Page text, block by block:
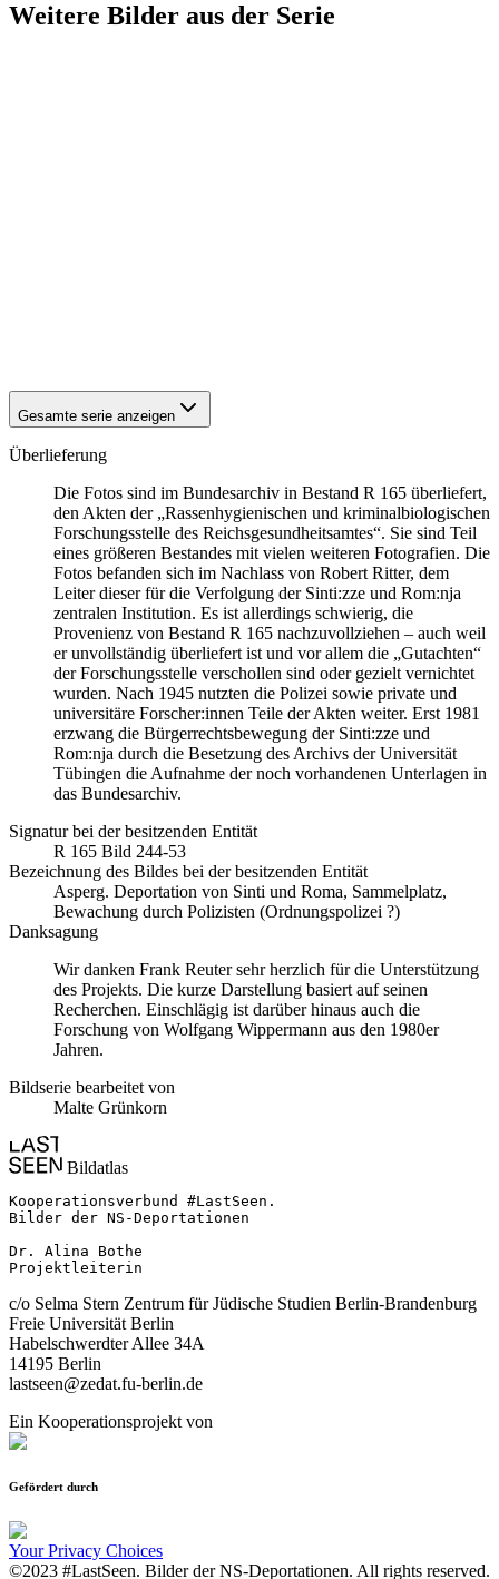
Weitere Bilder aus der Serie
Gesamte serie anzeigen
Überlieferung
Die Fotos sind im Bundesarchiv in Bestand R 165 überliefert,
den Akten der „Rassenhygienischen und kriminalbiologischen
Forschungsstelle des Reichsgesundheitsamtes“. Sie sind Teil
eines größeren Bestandes mit vielen weiteren Fotografien. Die
Fotos befanden sich im Nachlass von Robert Ritter, dem
Leiter dieser für die Verfolgung der Sinti:zze und Rom:nja
zentralen Institution. Es ist allerdings schwierig, die
Provenienz von Bestand R 165 nachzuvollziehen – auch weil
er unvollständig überliefert ist und vor allem die „Gutachten“
der Forschungsstelle verschollen sind oder gezielt vernichtet
wurden. Nach 1945 nutzten die Polizei sowie private und
universitäre Forscher:innen Teile der Akten weiter. Erst 1981
erzwang die Bürgerrechtsbewegung der Sinti:zze und
Rom:nja durch die Besetzung des Archivs der Universität
Tübingen die Aufnahme der noch vorhandenen Unterlagen in
das Bundesarchiv.
Signatur bei der besitzenden Entität
R 165 Bild 244-53
Bezeichnung des Bildes bei der besitzenden Entität
Asperg. Deportation von Sinti und Roma, Sammelplatz,
Bewachung durch Polizisten (Ordnungspolizei ?)
Danksagung
Wir danken Frank Reuter sehr herzlich für die Unterstützung
des Projekts. Die kurze Darstellung basiert auf seinen
Recherchen. Einschlägig ist darüber hinaus auch die
Forschung von Wolfgang Wippermann aus den 1980er
Jahren.
Bildserie bearbeitet von
Malte Grünkorn
Bildatlas
Kooperationsverbund #LastSeen.
Bilder der NS-Deportationen
Dr. Alina Bothe
Projektleiterin
c/o Selma Stern Zentrum für Jüdische Studien Berlin-Brandenburg
Freie Universität Berlin
Habelschwerdter Allee 34A
14195 Berlin
lastseen@zedat.fu-berlin.de
Ein Kooperationsprojekt von
Gefördert durch
Your Privacy Choices
©2023 #LastSeen. Bilder der NS-Deportationen. All rights reserved.